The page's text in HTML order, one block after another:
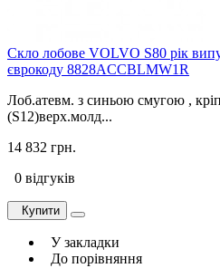
Скло лобове VOLVO S80 рік
єврокоду 8828ACCBLMW1R
Лоб.атевм. з синьою смугою ,
(S12)верх.молд...
14 832 грн.
0 відгуків
Купити
У закладки
До порівняння